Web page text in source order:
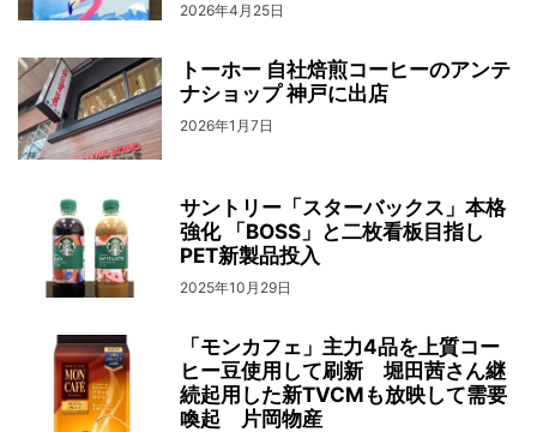
2026年4月25日
トーホー 自社焙煎コーヒーのアンテ
ナショップ 神戸に出店
2026年1月7日
サントリー「スターバックス」本格
強化 「BOSS」と二枚看板目指し
PET新製品投入
2025年10月29日
「モンカフェ」主力4品を上質コー
ヒー豆使用して刷新 堀田茜さん継
続起用した新TVCMも放映して需要
喚起 片岡物産